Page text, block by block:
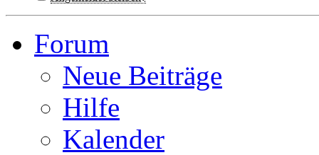
Forum
Neue Beiträge
Hilfe
Kalender